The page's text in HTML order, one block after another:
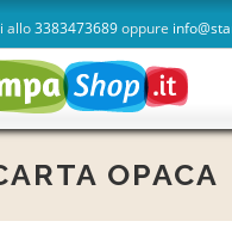
allo3383473689oppure
OPACA